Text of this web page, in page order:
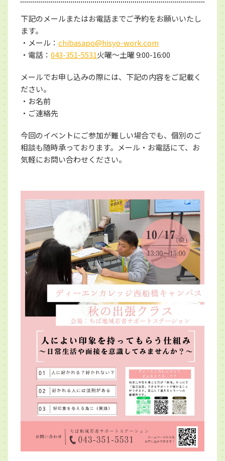
下記のメールまたはお電話までご予約をお願いいたし
ます。
・メール： chibasapo@hisyo-work.com
・電話： 043-351-5531火曜〜土曜 9:00-16:00
メールでお申し込みの際には、下記の内容をご記載く
ださい。
・お名前
・ご連絡先
今回のイベントにご参加が難しい場合でも、個別のご
相談も随時承っております。メール・お電話にて、お
気軽にお問い合わせください。